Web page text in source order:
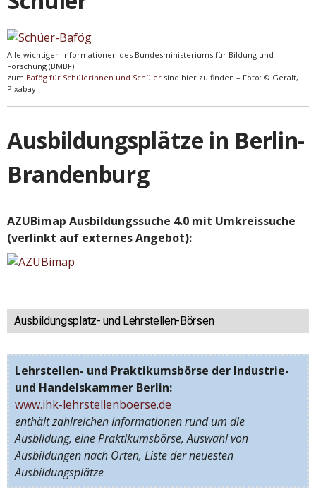
Alle wichtigen Informationen des Bundesministeriums für Bildung und
Forschung (BMBF)
zum Bafög für Schülerinnen und Schüler sind hier zu finden – Foto: © Geralt,
Pixabay
Ausbildungsplätze in Berlin-
Brandenburg
AZUBimap Ausbildungssuche 4.0 mit Umkreissuche
(verlinkt auf externes Angebot):
Ausbildungsplatz- und Lehrstellen-Börsen
Lehrstellen- und Praktikumsbörse der Industrie-
und Handelskammer Berlin:
www.ihk-lehrstellenboerse.de
enthält zahlreichen Informationen rund um die
Ausbildung, eine Praktikumsbörse, Auswahl von
Ausbildungen nach Orten, Liste der neuesten
Ausbildungsplätze